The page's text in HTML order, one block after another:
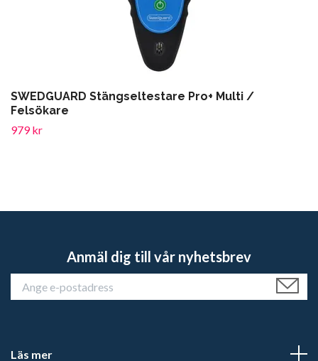
SWEDGUARD Stängseltestare Pro+ Multi /
Felsökare
979 kr
Anmäl dig till vår nyhetsbrev
Läs mer